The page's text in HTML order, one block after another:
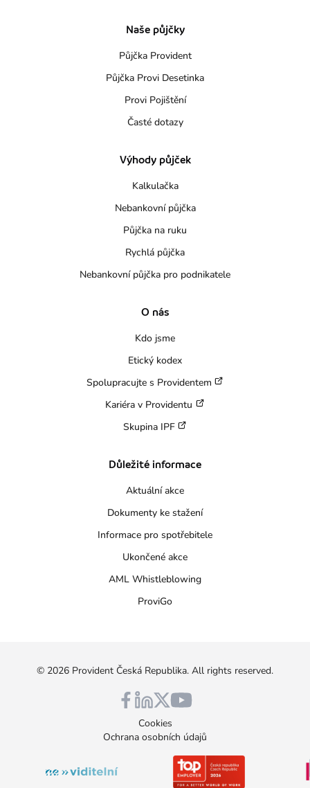
Naše půjčky
Půjčka Provident
Půjčka Provi Desetinka
Provi Pojištění
Časté dotazy
Výhody půjček
Kalkulačka
Nebankovní půjčka
Půjčka na ruku
Rychlá půjčka
Nebankovní půjčka pro podnikatele
O nás
Kdo jsme
Etický kodex
Spolupracujte s Providentem
Kariéra v Providentu
Skupina IPF
Důležité informace
Aktuální akce
Dokumenty ke stažení
Informace pro spotřebitele
Ukončené akce
AML Whistleblowing
ProviGo
© 2026 Provident Česká Republika. All rights reserved.
Cookies
Ochrana osobních údajů